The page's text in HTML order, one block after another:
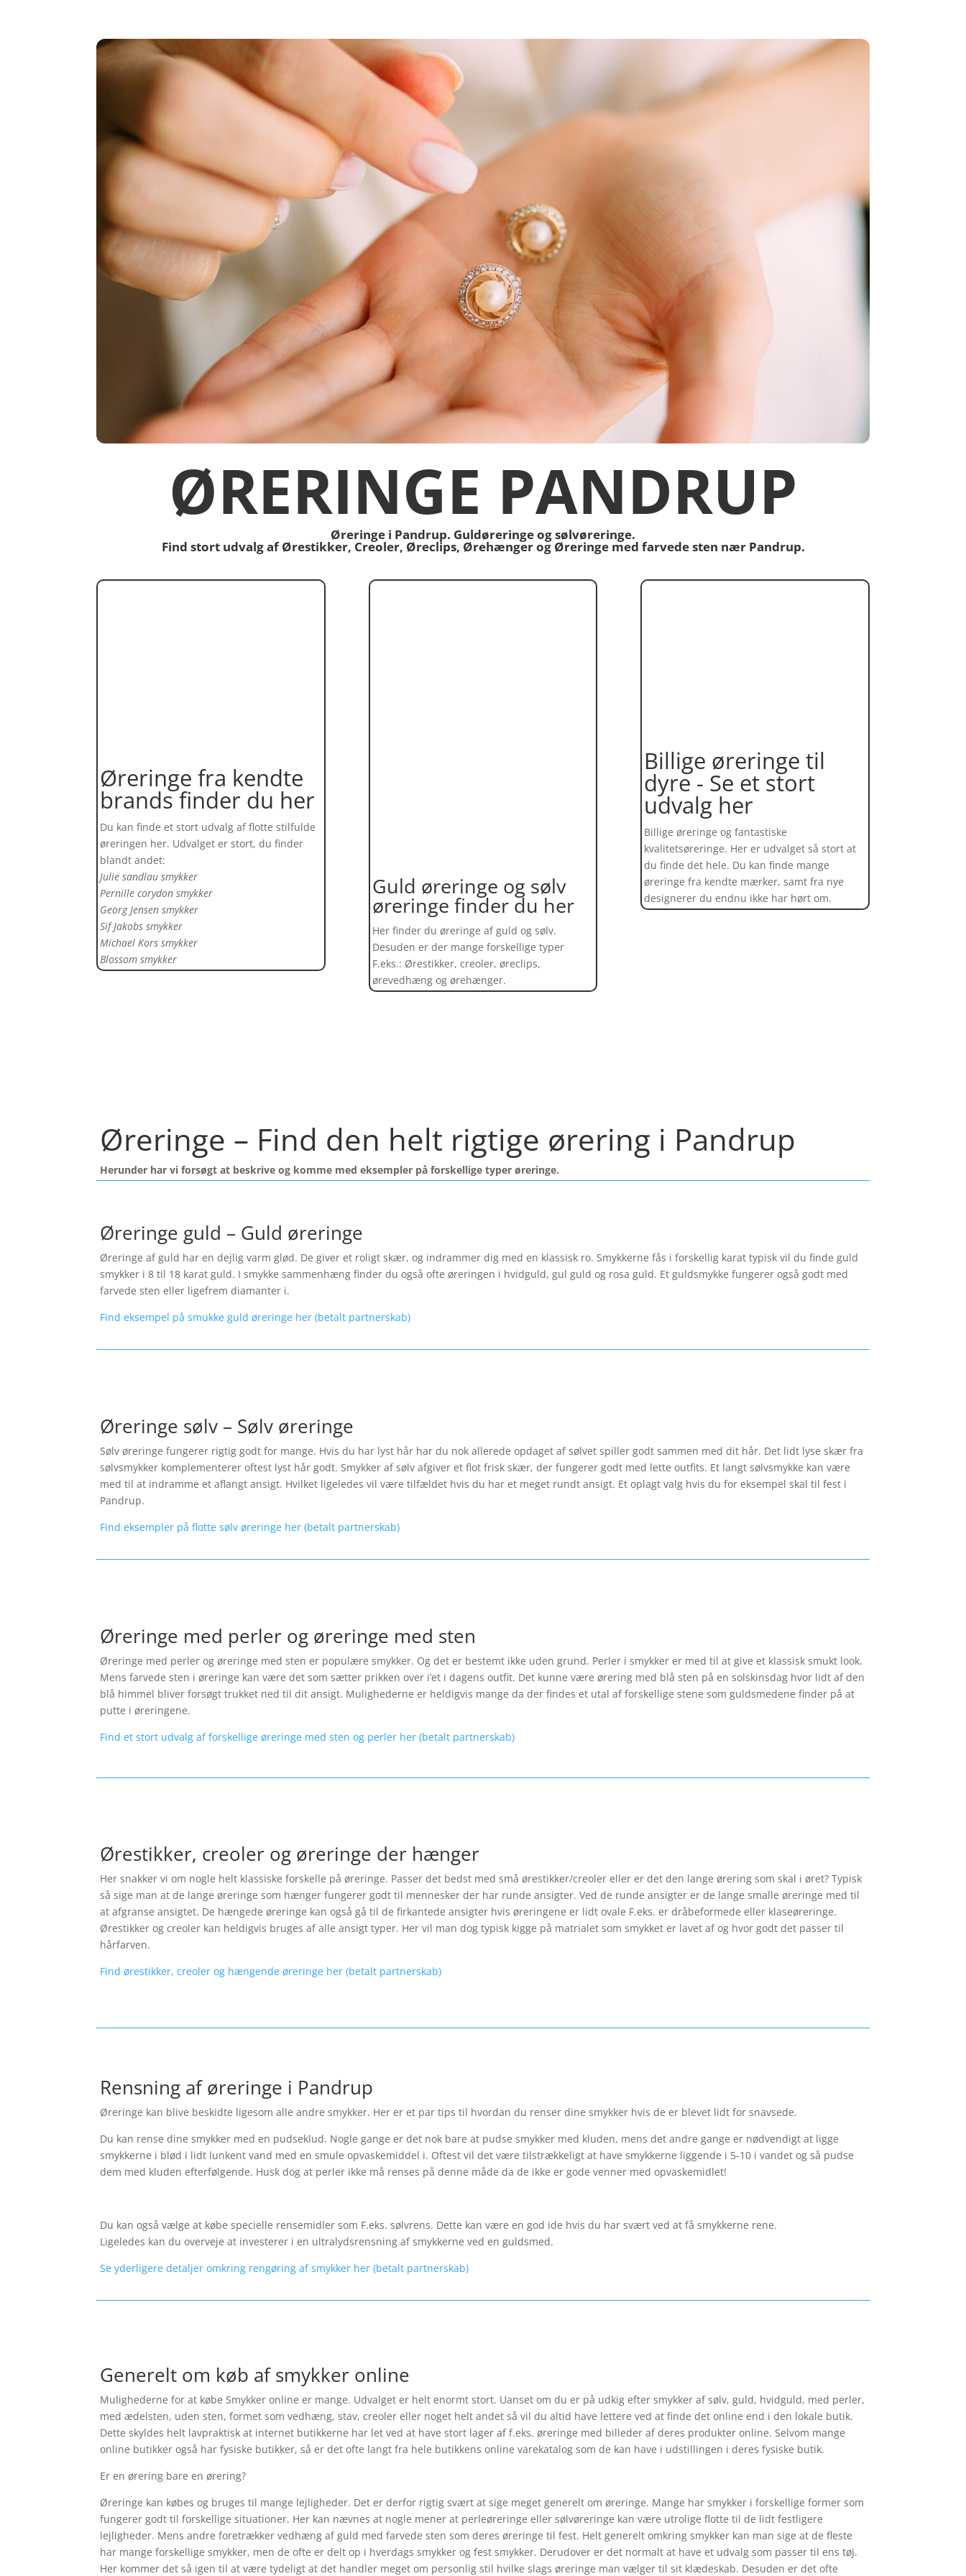
ØRERINGE PANDRUP
Øreringe i Pandrup. Guldøreringe og sølvøreringe.
Find stort udvalg af Ørestikker, Creoler, Øreclips, Ørehænger og Øreringe med farvede sten nær Pandrup.
Øreringe fra kendte
brands finder du her
Du kan finde et stort udvalg af flotte stilfulde
øreringen her. Udvalget er stort, du finder
blandt andet:
Julie sandlau smykker
Pernille corydon smykker
Georg Jensen smykker
Sif Jakobs smykker
Michael Kors smykker
Blossom smykker
Guld øreringe og sølv
øreringe finder du her
Her finder du øreringe af guld og sølv.
Desuden er der mange forskellige typer
F.eks.: Ørestikker, creoler, øreclips,
ørevedhæng og ørehænger.
Billige øreringe til
dyre - Se et stort
udvalg her
Billige øreringe og fantastiske
kvalitetsøreringe. Her er udvalget så stort at
du finde det hele. Du kan finde mange
øreringe fra kendte mærker, samt fra nye
designerer du endnu ikke har hørt om.
Øreringe – Find den helt rigtige ørering i Pandrup
Herunder har vi forsøgt at beskrive og komme med eksempler på forskellige typer øreringe.
Øreringe guld – Guld øreringe
Øreringe af guld har en dejlig varm glød. De giver et roligt skær, og indrammer dig med en klassisk ro. Smykkerne fås i forskellig karat typisk vil du finde guld
smykker i 8 til 18 karat guld. I smykke sammenhæng finder du også ofte øreringen i hvidguld, gul guld og rosa guld. Et guldsmykke fungerer også godt med
farvede sten eller ligefrem diamanter i.
Find eksempel på smukke guld øreringe her (betalt partnerskab)
Øreringe sølv – Sølv øreringe
Sølv øreringe fungerer rigtig godt for mange. Hvis du har lyst hår har du nok allerede opdaget af sølvet spiller godt sammen med dit hår. Det lidt lyse skær fra
sølvsmykker komplementerer oftest lyst hår godt. Smykker af sølv afgiver et flot frisk skær, der fungerer godt med lette outfits. Et langt sølvsmykke kan være
med til at indramme et aflangt ansigt. Hvilket ligeledes vil være tilfældet hvis du har et meget rundt ansigt. Et oplagt valg hvis du for eksempel skal til fest i
Pandrup.
Find eksempler på flotte sølv øreringe her (betalt partnerskab)
Øreringe med perler og øreringe med sten
Øreringe med perler og øreringe med sten er populære smykker. Og det er bestemt ikke uden grund. Perler i smykker er med til at give et klassisk smukt look.
Mens farvede sten i øreringe kan være det som sætter prikken over i’et i dagens outfit. Det kunne være ørering med blå sten på en solskinsdag hvor lidt af den
blå himmel bliver forsøgt trukket ned til dit ansigt. Mulighederne er heldigvis mange da der findes et utal af forskellige stene som guldsmedene finder på at
putte i øreringene.
Find et stort udvalg af forskellige øreringe med sten og perler her (betalt partnerskab)
Ørestikker, creoler og øreringe der hænger
Her snakker vi om nogle helt klassiske forskelle på øreringe. Passer det bedst med små ørestikker/creoler eller er det den lange ørering som skal i øret? Typisk
så sige man at de lange øreringe som hænger fungerer godt til mennesker der har runde ansigter. Ved de runde ansigter er de lange smalle øreringe med til
at afgranse ansigtet. De hængede øreringe kan også gå til de firkantede ansigter hvis øreringene er lidt ovale F.eks. er dråbeformede eller klaseøreringe.
Ørestikker og creoler kan heldigvis bruges af alle ansigt typer. Her vil man dog typisk kigge på matrialet som smykket er lavet af og hvor godt det passer til
hårfarven.
Find ørestikker, creoler og hængende øreringe her (betalt partnerskab)
Rensning af øreringe i Pandrup
Øreringe kan blive beskidte ligesom alle andre smykker. Her er et par tips til hvordan du renser dine smykker hvis de er blevet lidt for snavsede.
Du kan rense dine smykker med en pudseklud. Nogle gange er det nok bare at pudse smykker med kluden, mens det andre gange er nødvendigt at ligge
smykkerne i blød i lidt lunkent vand med en smule opvaskemiddel i. Oftest vil det være tilstrækkeligt at have smykkerne liggende i 5-10 i vandet og så pudse
dem med kluden efterfølgende. Husk dog at perler ikke må renses på denne måde da de ikke er gode venner med opvaskemidlet!
Du kan også vælge at købe specielle rensemidler som F.eks. sølvrens. Dette kan være en god ide hvis du har svært ved at få smykkerne rene.
Ligeledes kan du overveje at investerer i en ultralydsrensning af smykkerne ved en guldsmed.
Se yderligere detaljer omkring rengøring af smykker her (betalt partnerskab)
Generelt om køb af smykker online
Mulighederne for at købe Smykker online er mange. Udvalget er helt enormt stort. Uanset om du er på udkig efter smykker af sølv, guld, hvidguld, med perler,
med ædelsten, uden sten, formet som vedhæng, stav, creoler eller noget helt andet så vil du altid have lettere ved at finde det online end i den lokale butik.
Dette skyldes helt lavpraktisk at internet butikkerne har let ved at have stort lager af f.eks. øreringe med billeder af deres produkter online. Selvom mange
online butikker også har fysiske butikker, så er det ofte langt fra hele butikkens online varekatalog som de kan have i udstillingen i deres fysiske butik.
Er en ørering bare en ørering?
Øreringe kan købes og bruges til mange lejligheder. Det er derfor rigtig svært at sige meget generelt om øreringe. Mange har smykker i forskellige former som
fungerer godt til forskellige situationer. Her kan nævnes at nogle mener at perleøreringe eller sølvøreringe kan være utrolige flotte til de lidt festligere
lejligheder. Mens andre foretrækker vedhæng af guld med farvede sten som deres øreringe til fest. Helt generelt omkring smykker kan man sige at de fleste
har mange forskellige smykker, men de ofte er delt op i hverdags smykker og fest smykker. Derudover er det normalt at have et udvalg som passer til ens tøj.
Her kommer det så igen til at være tydeligt at det handler meget om personlig stil hvilke slags øreringe man vælger til sit klædeskab. Desuden er det ofte